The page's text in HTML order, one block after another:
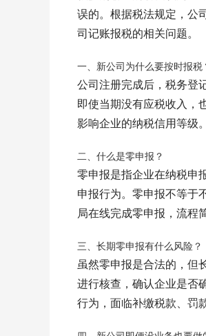
误的。根据税法规定，公
司记账报税的相关问题。
一、新公司为什么要按时报税
公司注册完成后，税务登
即使当期没有应税收入，
影响企业的纳税信用等级
二、什么是零申报？
零申报是指企业在纳税申
申报行为。零申报不等于
局在线完成零申报，流程
三、长期零申报有什么风险？
虽然零申报是合法的，但
进行核查，确认企业是否
行为，面临补缴税款、罚